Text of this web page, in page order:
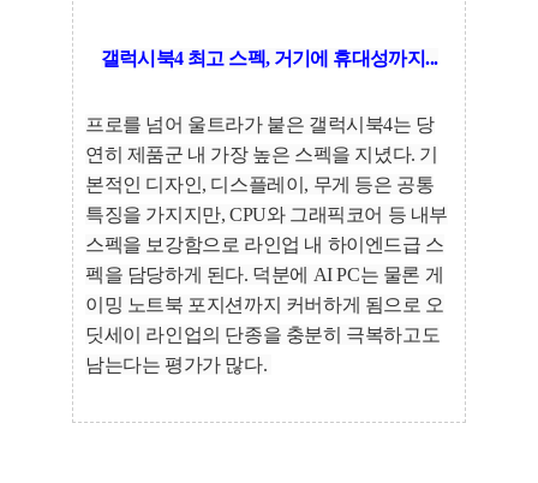
갤럭시북4 최고 스펙, 거기에 휴대성까지...
프로를 넘어 울트라가 붙은 갤럭시북4는 당
연히 제품군 내 가장 높은 스펙을 지녔다. 기
본적인 디자인, 디스플레이, 무게 등은 공통
특징을 가지지만, CPU와 그래픽코어 등 내부
스펙을 보강함으로 라인업 내 하이엔드급 스
펙을 담당하게 된다. 덕분에 AI PC는 물론 게
이밍 노트북 포지션까지 커버하게 됨으로 오
딧세이 라인업의 단종을 충분히 극복하고도
남는다는 평가가 많다.